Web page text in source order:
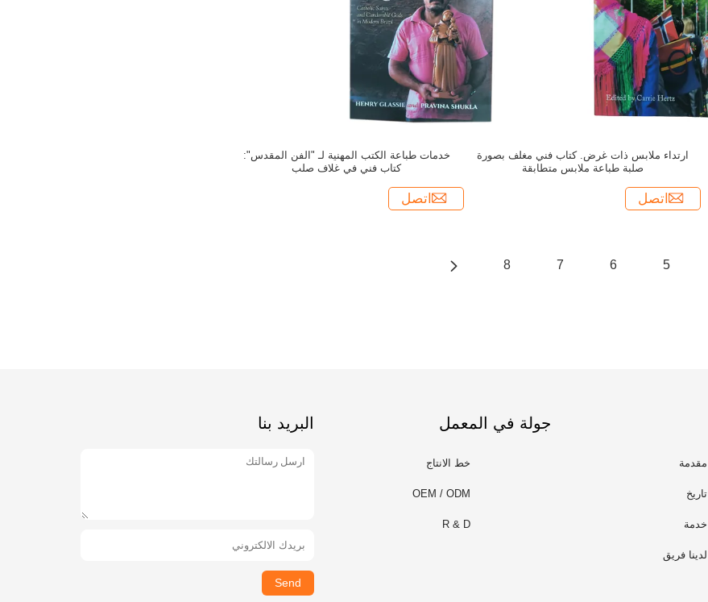
خدمات طباعة الكتب المهنية لـ "الفن المقدس":
كتاب فني في غلاف صلب
اتصل
ارتداء ملابس ذات غرض. كتاب فني مغلف بصورة
صلبة طباعة ملابس متطابقة
اتصل
5
6
7
8
مقدمة
تاريخ
خدمة
لدينا فريق
جولة في المعمل
خط الانتاج
OEM / ODM
R & D
البريد بنا
Send